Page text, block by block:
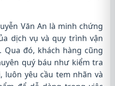
Văn An là minh chứng
dịch vụ và quy trình vận
Qua đó, khách hàng cũng
quý báu như kiểm tra
luôn yêu cầu tem nhãn và